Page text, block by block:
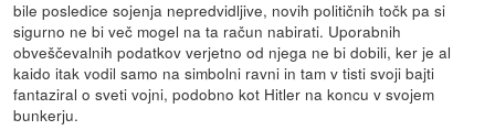
bile posledice sojenja nepredvidljive, novih političnih točk pa si
sigurno ne bi več mogel na ta račun nabirati. Uporabnih
obveščevalnih podatkov verjetno od njega ne bi dobili, ker je al
kaido itak vodil samo na simbolni ravni in tam v tisti svoji bajti
fantaziral o sveti vojni, podobno kot Hitler na koncu v svojem
bunkerju.